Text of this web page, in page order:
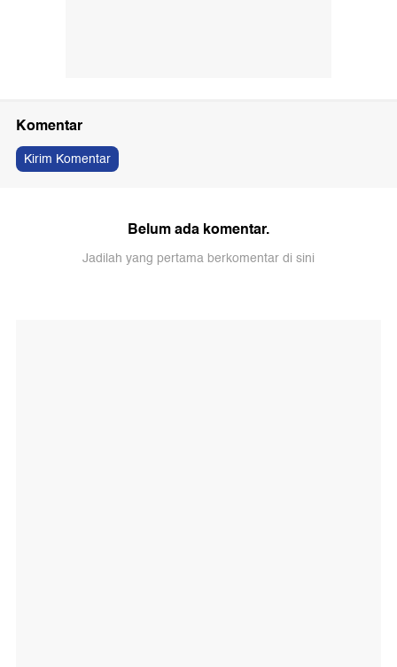
Komentar
Kirim Komentar
Belum ada komentar.
Jadilah yang pertama berkomentar di sini